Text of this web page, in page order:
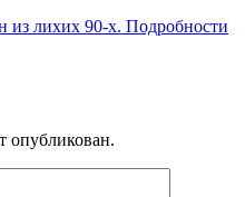
из лихих 90-х. Подробности
опубликован.